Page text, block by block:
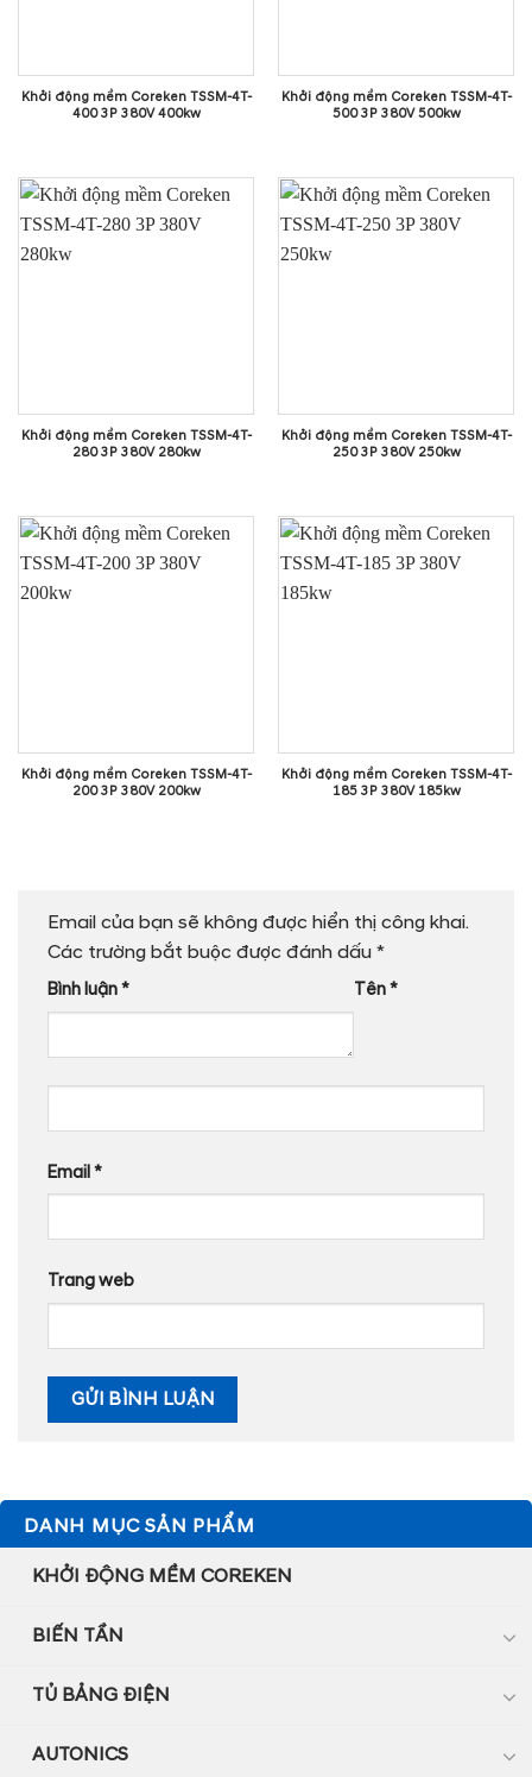
Khởi động mềm Coreken TSSM-4T-
400 3P 380V 400kw
Khởi động mềm Coreken TSSM-4T-
500 3P 380V 500kw
Khởi động mềm Coreken TSSM-4T-
280 3P 380V 280kw
Khởi động mềm Coreken TSSM-4T-
250 3P 380V 250kw
Khởi động mềm Coreken TSSM-4T-
200 3P 380V 200kw
Khởi động mềm Coreken TSSM-4T-
185 3P 380V 185kw
Email của bạn sẽ không được hiển thị công khai.
Các trường bắt buộc được đánh dấu *
Bình luận* Tên*
Email*
Trang web
DANH MỤC SẢN PHẨM
KHỞI ĐỘNG MỀM COREKEN
BIẾN TẦN
TỦ BẢNG ĐIỆN
AUTONICS